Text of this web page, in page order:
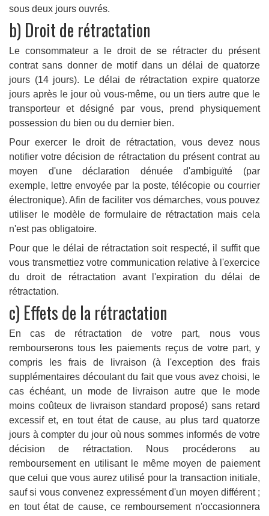
sous deux jours ouvrés.
b) Droit de rétractation
Le consommateur a le droit de se rétracter du présent
contrat sans donner de motif dans un délai de quatorze
jours (14 jours). Le délai de rétractation expire quatorze
jours après le jour où vous-même, ou un tiers autre que le
transporteur et désigné par vous, prend physiquement
possession du bien ou du dernier bien.
Pour exercer le droit de rétractation, vous devez nous
notifier votre décision de rétractation du présent contrat au
moyen d'une déclaration dénuée d'ambiguïté (par
exemple, lettre envoyée par la poste, télécopie ou courrier
électronique). Afin de faciliter vos démarches, vous pouvez
utiliser le modèle de formulaire de rétractation mais cela
n'est pas obligatoire.
Pour que le délai de rétractation soit respecté, il suffit que
vous transmettiez votre communication relative à l'exercice
du droit de rétractation avant l'expiration du délai de
rétractation.
c) Effets de la rétractation
En cas de rétractation de votre part, nous vous
rembourserons tous les paiements reçus de votre part, y
compris les frais de livraison (à l'exception des frais
supplémentaires découlant du fait que vous avez choisi, le
cas échéant, un mode de livraison autre que le mode
moins coûteux de livraison standard proposé) sans retard
excessif et, en tout état de cause, au plus tard quatorze
jours à compter du jour où nous sommes informés de votre
décision de rétractation. Nous procéderons au
remboursement en utilisant le même moyen de paiement
que celui que vous aurez utilisé pour la transaction initiale,
sauf si vous convenez expressément d'un moyen différent ;
en tout état de cause, ce remboursement n'occasionnera